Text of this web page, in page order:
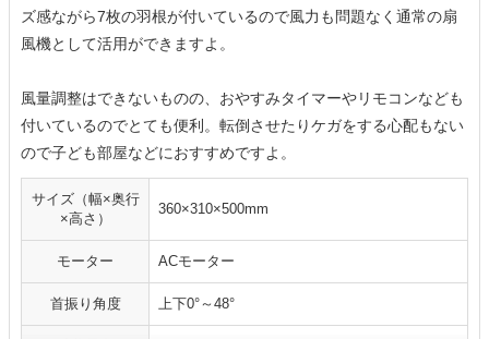
ズ感ながら7枚の羽根が付いているので風力も問題なく通常の扇
風機として活用ができますよ。
風量調整はできないものの、おやすみタイマーやリモコンなども
付いているのでとても便利。転倒させたりケガをする心配もない
ので子ども部屋などにおすすめですよ。
サイズ（幅×奥行
×高さ）
360×310×500mm
モーター ACモーター
首振り角度 上下0°～48°